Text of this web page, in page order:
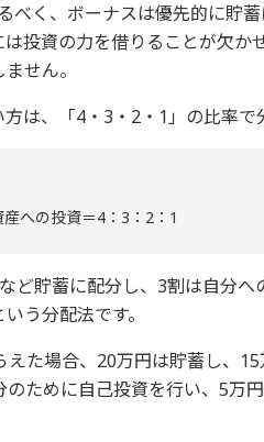
べく、ボーナスは優先的に貯
投資の力を借りることが欠か
せん。
は、「4・3・2・1」の比率で
への投資＝4：3：2：1
ど貯蓄に配分し、3割は自分へ
う分配法です。
た場合、20万円は貯蓄し、
ために自己投資を行い、5万